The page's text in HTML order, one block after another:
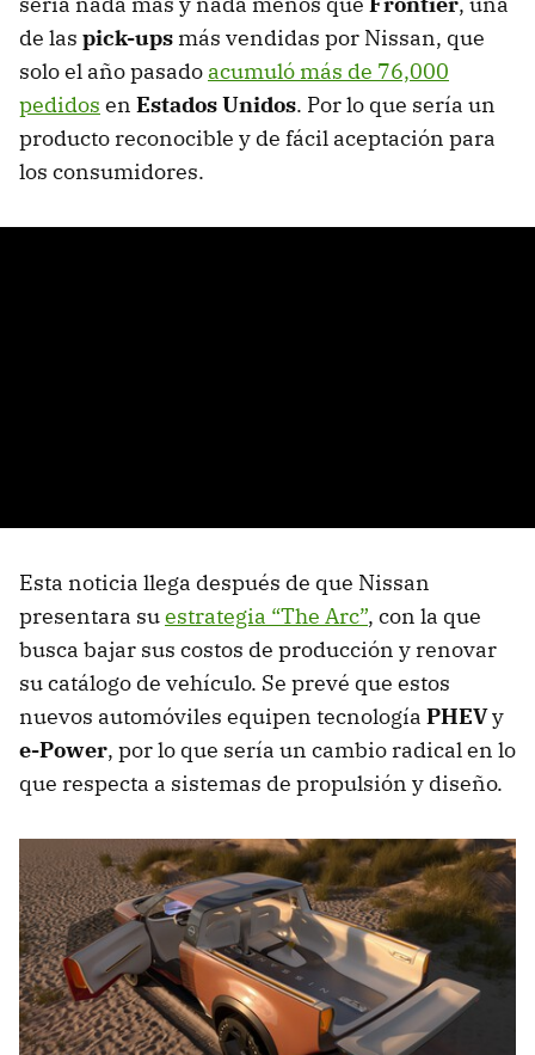
de las pick-ups más vendidas por Nissan, que
solo el año pasado acumuló más de 76,000
pedidos en Estados Unidos. Por lo que sería un
producto reconocible y de fácil aceptación para
los consumidores.
Esta noticia llega después de que Nissan
presentara suestrategia “The Arc”, con la que
busca bajar sus costos de producción y renovar
su catálogo de vehículo. Se prevé que estos
nuevos automóviles equipen tecnología PHEVy
e-Power, por lo que sería un cambio radical en lo
que respecta a sistemas de propulsión y diseño.